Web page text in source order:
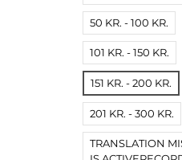
50 KR. - 100 KR.
101 KR. - 150 KR.
151 KR. - 200 KR.
201 KR. - 300 KR.
TRANSLATION